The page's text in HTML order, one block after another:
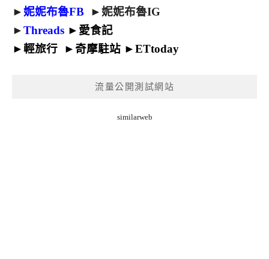
►妮妮布魯FB ►妮妮布魯IG
►Threads ► 愛食記
►輕旅行 ► 奇摩駐站 ►ETtoday
流量公開測試網站
similarweb